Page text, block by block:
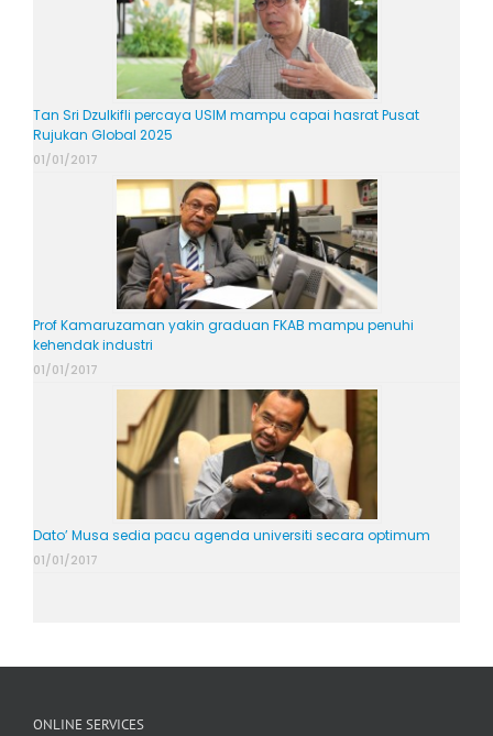
Tan Sri Dzulkifli percaya USIM mampu capai hasrat Pusat
Rujukan Global 2025
01/01/2017
Prof Kamaruzaman yakin graduan FKAB mampu penuhi
kehendak industri
01/01/2017
Dato’ Musa sedia pacu agenda universiti secara optimum
01/01/2017
ONLINE SERVICES